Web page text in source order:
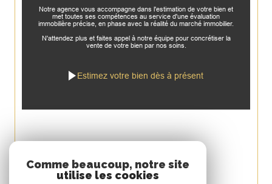
Notre agence vous accompagne dans l'estimation de votre bien et
met toutes ses compétences au service d'une évaluation
immobilière précise, en phase avec la réalité du marché immobilier.
N'attendez plus et faites appel à notre équipe pour concrétiser la
vente de votre bien par nos soins.
Estimez votre bien dès à présent
Espace
PROPRIÉTAIRE
Comme beaucoup, notre site
utilise les cookies